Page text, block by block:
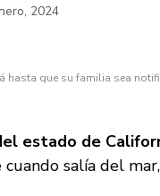
2024
hasta que su familia sea
estado de
salía del